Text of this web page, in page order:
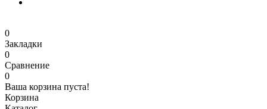
0
Закладки
0
Сравнение
0
Ваша корзина пуста!
Корзина